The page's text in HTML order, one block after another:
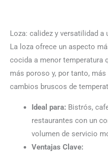
Loza: calidez y versatilidad
La loza ofrece un aspecto
cocida a menor temperatura
más poroso y, por tanto,
cambios bruscos de
Ideal para: Bistrós,
restaurantes con un
volumen de servicio
Ventajas Clave: